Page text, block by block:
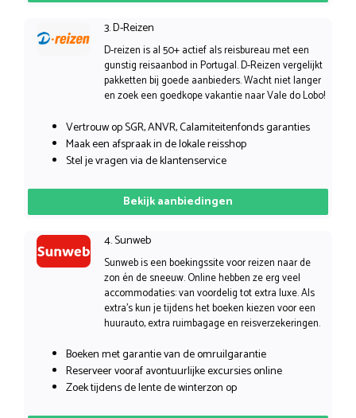
3. D-Reizen
D-reizen is al 50+ actief als reisbureau met een
gunstig reisaanbod in Portugal. D-Reizen vergelijkt
pakketten bij goede aanbieders. Wacht niet langer
en zoek een goedkope vakantie naar Vale do Lobo!
Vertrouw op SGR, ANVR, Calamiteitenfonds garanties
Maak een afspraak in de lokale reisshop
Stel je vragen via de klantenservice
Bekijk aanbiedingen
4. Sunweb
Sunweb is een boekingssite voor reizen naar de
zon én de sneeuw. Online hebben ze erg veel
accommodaties: van voordelig tot extra luxe. Als
extra’s kun je tijdens het boeken kiezen voor een
huurauto, extra ruimbagage en reisverzekeringen.
Boeken met garantie van de omruilgarantie
Reserveer vooraf avontuurlijke excursies online
Zoek tijdens de lente de winterzon op